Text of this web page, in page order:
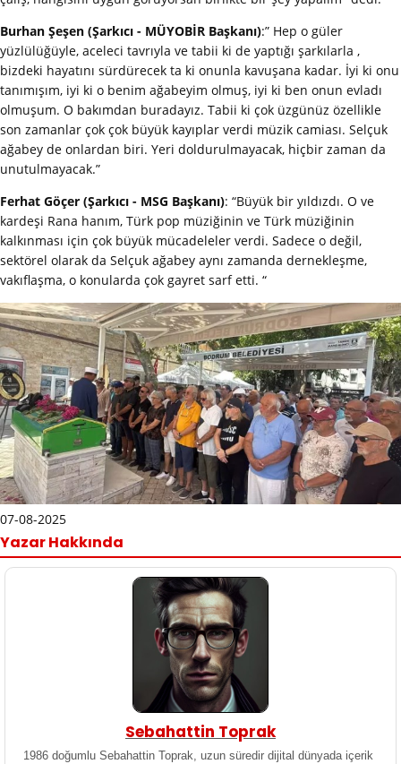
Burhan Şeşen (Şarkıcı - MÜYOBİR Başkanı):” Hep o güler
yüzlülüğüyle, aceleci tavrıyla ve tabii ki de yaptığı şarkılarla ,
bizdeki hayatını sürdürecek ta ki onunla kavuşana kadar. İyi ki onu
tanımışım, iyi ki o benim ağabeyim olmuş, iyi ki ben onun evladı
olmuşum. O bakımdan buradayız. Tabii ki çok üzgünüz özellikle
son zamanlar çok çok büyük kayıplar verdi müzik camiası. Selçuk
ağabey de onlardan biri. Yeri doldurulmayacak, hiçbir zaman da
unutulmayacak.”
Ferhat Göçer (Şarkıcı - MSG Başkanı): “Büyük bir yıldızdı. O ve
kardeşi Rana hanım, Türk pop müziğinin ve Türk müziğinin
kalkınması için çok büyük mücadeleler verdi. Sadece o değil,
sektörel olarak da Selçuk ağabey aynı zamanda dernekleşme,
vakıflaşma, o konularda çok gayret sarf etti. “
07-08-2025
Yazar Hakkında
Sebahattin Toprak
1986 doğumlu Sebahattin Toprak, uzun süredir dijital dünyada içerik